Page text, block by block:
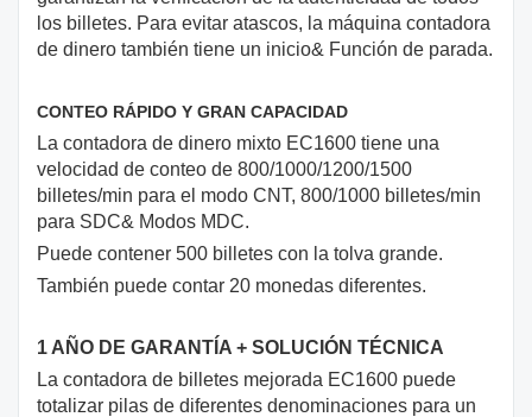
los billetes. Para evitar atascos, la máquina contadora
de dinero también tiene un inicio& Función de parada.
CONTEO RÁPIDO Y GRAN CAPACIDAD
La contadora de dinero mixto EC1600 tiene una
velocidad de conteo de 800/1000/1200/1500
billetes/min para el modo CNT, 800/1000 billetes/min
para SDC& Modos MDC.
Puede contener 500 billetes con la tolva grande.
También puede contar 20 monedas diferentes.
1 AÑO DE GARANTÍA + SOLUCIÓN TÉCNICA
La contadora de billetes mejorada EC1600 puede
totalizar pilas de diferentes denominaciones para un